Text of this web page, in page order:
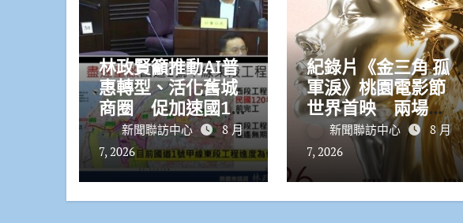
林政賢籲推動AI普
惠轉型、活化舊城
商圈 促加速國1
甲東段規劃
新聞聯訪中心
8 月
7, 2026
紀錄片《金三角 孤
軍淚》桃園電影節
世界首映 兩場次
迅速完售
新聞聯訪中心
8 月
7, 2026